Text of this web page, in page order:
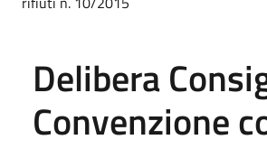
Delibera
Convenzione